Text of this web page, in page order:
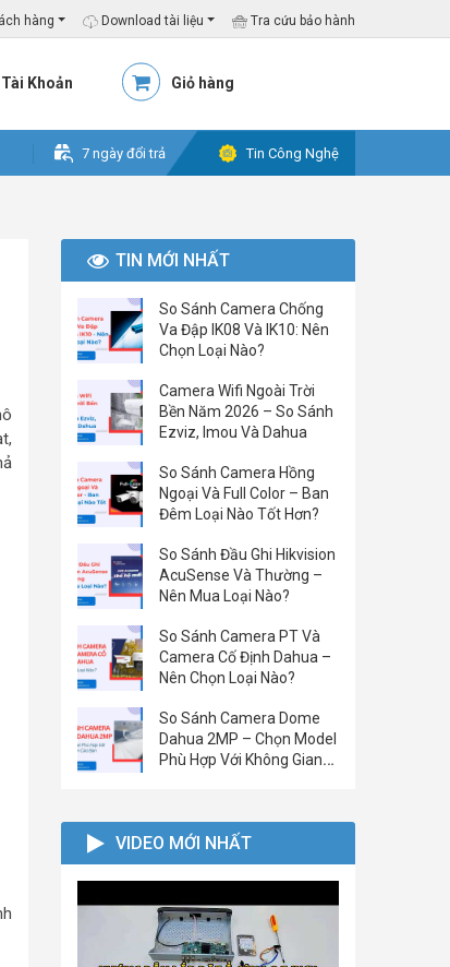
hàng Download tài liệu Tra cứu bảo hành
Tài Khoản Giỏ hàng
7 ngày đổi trả Tin Công Nghệ
TIN MỚI NHẤT
So Sánh Camera Chống
Va Đập IK08 Và IK10: Nên
Chọn Loại Nào?
Camera Wifi Ngoài Trời
Bền Năm 2026 – So Sánh
Ezviz, Imou Và Dahua
So Sánh Camera Hồng
Ngoại Và Full Color – Ban
Đêm Loại Nào Tốt Hơn?
So Sánh Đầu Ghi Hikvision
AcuSense Và Thường –
Nên Mua Loại Nào?
So Sánh Camera PT Và
Camera Cố Định Dahua –
Nên Chọn Loại Nào?
So Sánh Camera Dome
Dahua 2MP – Chọn Model
Phù Hợp Với Không Gian
VIDEO MỚI NHẤT